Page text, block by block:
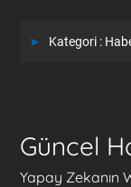
Kategori :
Güncel
Yapay Zekanın